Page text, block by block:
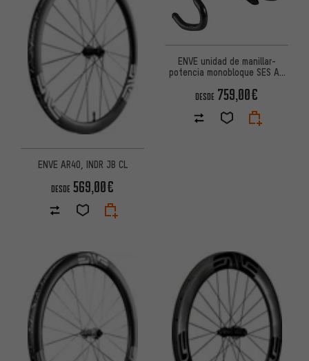
ENVE AR40, INDR JB CL
DESDE 569,00€
ENVE unidad de manillar-
potencia monobloque SES AR
DESDE 759,00€